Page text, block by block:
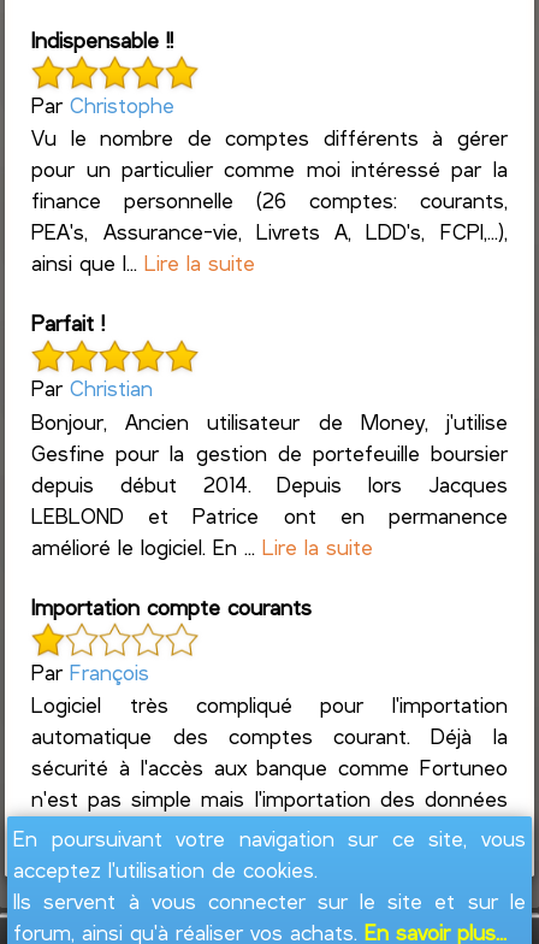
Indispensable !!
ParChristophe
Vu le nombre de comptes différents à gérer
pour un particulier comme moi intéressé par la
finance personnelle (26 comptes: courants,
PEA's, Assurance-vie, Livrets A, LDD's, FCPI,...),
ainsi que l...Lire la suite
Parfait !
ParChristian
Bonjour, Ancien utilisateur de Money, j'utilise
Gesfine pour la gestion de portefeuille boursier
depuis début 2014. Depuis lors Jacques
LEBLOND et Patrice ont en permanence
amélioré le logiciel. En ...Lire la suite
Importation compte courants
ParFrançois
Logiciel très compliqué pour l'importation
automatique des comptes courant. Déjà la
sécurité à l'accès aux banque comme Fortuneo
n'est pas simple mais l'importation des données
automatisé...Lire la suite
En poursuivant votre navigation sur ce site, vous
acceptez l'utilisation de cookies.
Ils servent à vous connecter sur le site et sur le
forum, ainsi qu'à réaliser vos achats.En savoir plus...
GesFine - Copyright © 2008 - 2026Jacques